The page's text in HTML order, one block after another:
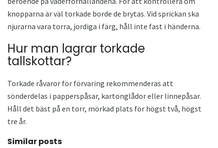
knopparna är väl torkade borde de brytas. Vid sprickan ska
njurarna vara torra, jordiga i färg, håll inte fast i händerna.
Hur man lagrar torkade
tallskottar?
Torkade råvaror för förvaring rekommenderas att
sönderdelas i papperspåsar, kartonglådor eller linnepåsar.
Håll det bäst på en torr, mörkad plats för högst två, högst
tre år.
Similar posts